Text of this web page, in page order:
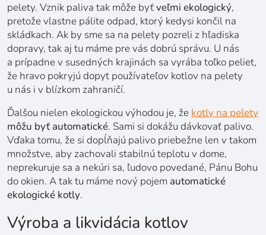
pelety. Vznik paliva tak môže byťveľmi ekologický,
pretože vlastne pálite odpad, ktorý kedysi končil na
skládkach. Ak by sme sa na pelety pozreli z hľadiska
dopravy, tak aj tu máme pre vás dobrú správu. U nás
a prípadne v susedných krajinách sa vyrába toľko peliet,
že hravo pokryjú dopyt používateľov kotlov na pelety
u nás i v blízkom zahraničí.
Ďalšou nielen ekologickou výhodou je, že kotly na pelety
môžu byť automatické. Sami si dokážu dávkovať palivo.
Vďaka tomu, že si dopĺňajú palivo priebežne len v takom
množstve, aby zachovali stabilnú teplotu v dome,
neprekuruje sa a nekúri sa, ľudovo povedané, Pánu Bohu
do okien. A tak tu máme nový pojem automatické
ekologické kotly.
Výroba a likvidácia kotlov